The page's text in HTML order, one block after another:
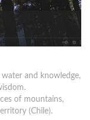
and knowledge,
of mountains,
(Chile).